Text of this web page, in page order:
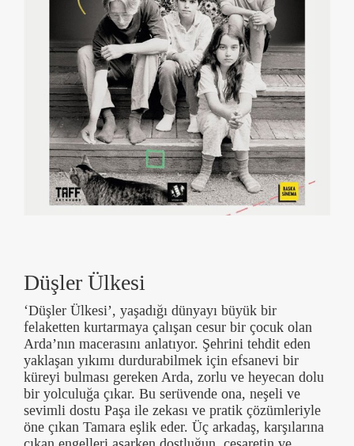
Düşler Ülkesi
‘Düşler Ülkesi’, yaşadığı dünyayı büyük bir
felaketten kurtarmaya çalışan cesur bir çocuk olan
Arda’nın macerasını anlatıyor. Şehrini tehdit eden
yaklaşan yıkımı durdurabilmek için efsanevi bir
küreyi bulması gereken Arda, zorlu ve heyecan dolu
bir yolculuğa çıkar. Bu serüvende ona, neşeli ve
sevimli dostu Paşa ile zekası ve pratik çözümleriyle
öne çıkan Tamara eşlik eder. Üç arkadaş, karşılarına